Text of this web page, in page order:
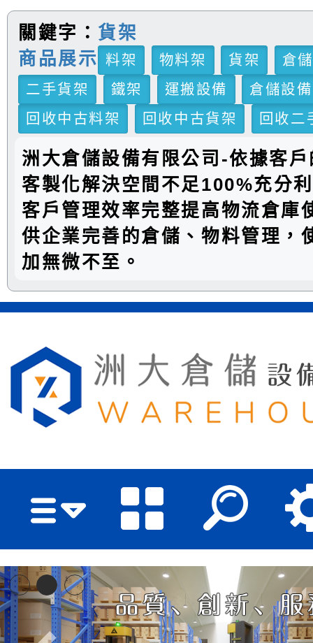
關鍵字： 貨架
商品展示 料架 物料架 貨架
倉
二手貨架
鐵架 運搬設備
倉儲設備
回收中古料架
回收中古貨架 回收二
洲大倉儲設備有限公司-依據客
客製化解決空間不足100%充分
客戶管理效率完整提高物流倉庫
供企業完善的倉儲、物料管理，
加無微不至。
洲大倉儲設備有限公司